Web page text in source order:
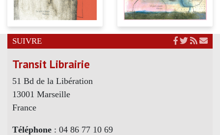
SUIVRE
Transit Librairie
51 Bd de la Libération
13001 Marseille
France
Téléphone : 04 86 77 10 69